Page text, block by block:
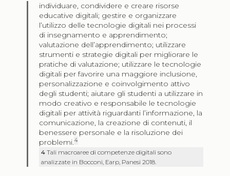
individuare, condividere e creare risorse
educative digitali; gestire e organizzare
l’utilizzo delle tecnologie digitali nei processi
di insegnamento e apprendimento;
valutazione dell’apprendimento; utilizzare
strumenti e strategie digitali per migliorare le
pratiche di valutazione; utilizzare le tecnologie
digitali per favorire una maggiore inclusione,
personalizzazione e coinvolgimento attivo
degli studenti; aiutare gli studenti a utilizzare in
modo creativo e responsabile le tecnologie
digitali per attività riguardanti l’informazione, la
comunicazione, la creazione di contenuti, il
benessere personale e la risoluzione dei
problemi.4
4Tali macroaree di competenze digitali sono
analizzate in Bocconi, Earp, Panesi 2018.